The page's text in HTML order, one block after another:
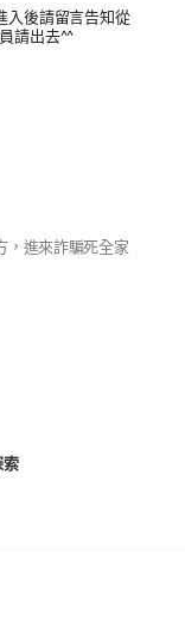
入後請留言告知從
請出去^^
，進來詐騙死全家
索